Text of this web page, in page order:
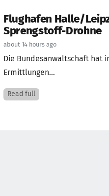
Flughafen Halle/
Sprengstoff-Drohne
about 14 hours ago
Die Bundesanwaltschaft hat
Ermittlungen...
Read full